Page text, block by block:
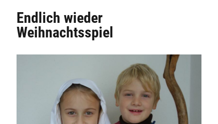
Endlich wieder
Weihnachtsspiel